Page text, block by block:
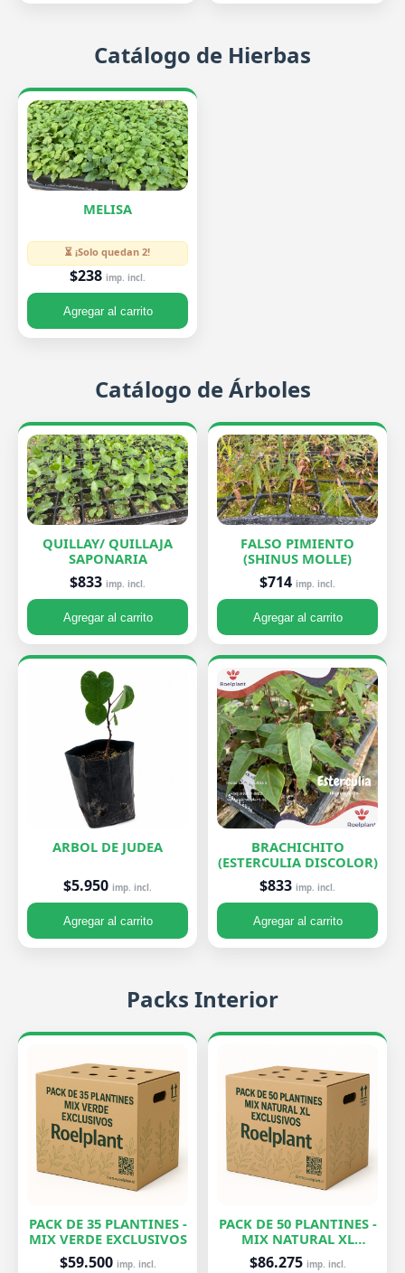
Catálogo de Hierbas
MELISA
⏳ ¡Solo quedan 2!
$238 imp. incl.
Agregar al carrito
Catálogo de Árboles
QUILLAY/ QUILLAJA
SAPONARIA
$833 imp. incl.
Agregar al carrito
FALSO PIMIENTO
(SHINUS MOLLE)
$714 imp. incl.
Agregar al carrito
ARBOL DE JUDEA
$5.950 imp. incl.
Agregar al carrito
BRACHICHITO
(ESTERCULIA DISCOLOR)
$833 imp. incl.
Agregar al carrito
Packs Interior
PACK DE 35 PLANTINES -
MIX VERDE EXCLUSIVOS
$59.500 imp. incl.
PACK DE 50 PLANTINES -
MIX NATURAL XL
EXCLUSIVOS
$86.275 imp. incl.